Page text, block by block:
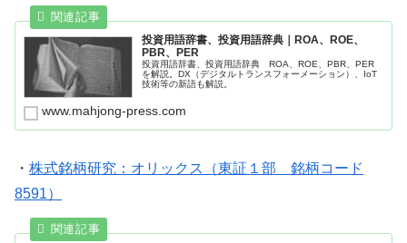
投資用語辞書、投資用語辞典｜ROA、ROE、
PBR、PER
投資用語辞書、投資用語辞典 ROA、ROE、PBR、PER
を解説。DX（デジタルトランスフォーメーション）、IoT
技術等の新語も解説。
www.mahjong-press.com
・ 株式銘柄研究：オリックス（東証１部 銘柄コード
8591）